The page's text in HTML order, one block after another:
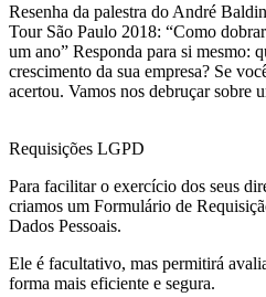
Resenha da palestra do André
Tour São Paulo 2018: “Como
um ano” Responda para si mesmo:
crescimento da sua empresa? Se
acertou. Vamos nos debruçar
Requisições LGPD
Para facilitar o exercício dos seus
criamos um Formulário de
Dados Pessoais.
Ele é facultativo, mas permitirá
forma mais eficiente e segura.